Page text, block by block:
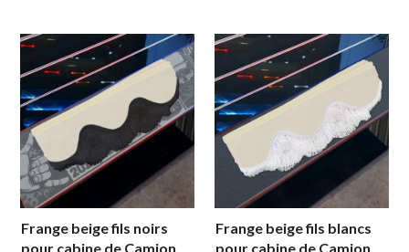
Frange beige fils noirs
pour cabine de Camion
Frange beige fils blancs
pour cabine de Camion